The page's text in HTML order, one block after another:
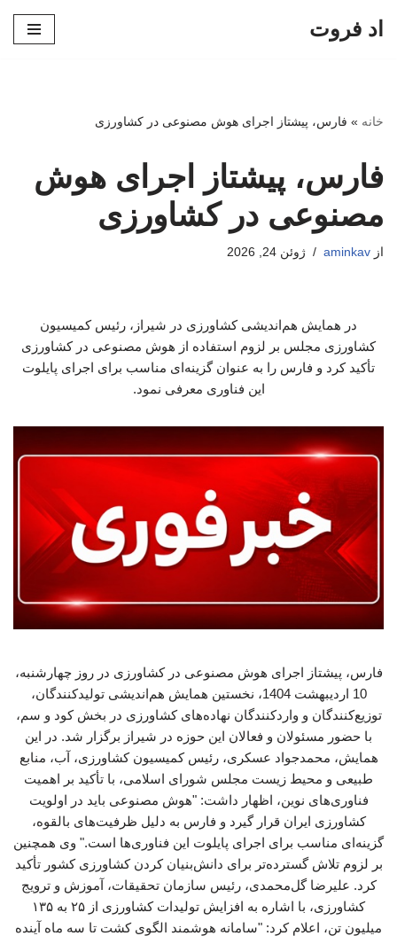
اد فروت
خانه » فارس، پیشتاز اجرای هوش مصنوعی در کشاورزی
فارس، پیشتاز اجرای هوش
مصنوعی در کشاورزی
از aminkav ژوئن 24, 2026
در همایش هم‌اندیشی کشاورزی در شیراز، رئیس کمیسیون
کشاورزی مجلس بر لزوم استفاده از هوش مصنوعی در کشاورزی
تأکید کرد و فارس را به عنوان گزینه‌ای مناسب برای اجرای پایلوت
این فناوری معرفی نمود.
فارس، پیشتاز اجرای هوش مصنوعی در کشاورزی در روز چهارشنبه،
10 اردیبهشت 1404، نخستین همایش هم‌اندیشی تولیدکنندگان،
توزیع‌کنندگان و واردکنندگان نهاده‌های کشاورزی در بخش کود و سم،
با حضور مسئولان و فعالان این حوزه در شیراز برگزار شد. در این
همایش، محمدجواد عسکری، رئیس کمیسیون کشاورزی، آب، منابع
طبیعی و محیط زیست مجلس شورای اسلامی، با تأکید بر اهمیت
فناوری‌های نوین، اظهار داشت: "هوش مصنوعی باید در اولویت
کشاورزی ایران قرار گیرد و فارس به دلیل ظرفیت‌های بالقوه،
گزینه‌ای مناسب برای اجرای پایلوت این فناوری‌ها است." وی همچنین
بر لزوم تلاش گسترده‌تر برای دانش‌بنیان کردن کشاورزی کشور تأکید
کرد. علیرضا گل‌محمدی، رئیس سازمان تحقیقات، آموزش و ترویج
کشاورزی، با اشاره به افزایش تولیدات کشاورزی از ۲۵ به ۱۳۵
میلیون تن، اعلام کرد: "سامانه هوشمند الگوی کشت تا سه ماه آینده